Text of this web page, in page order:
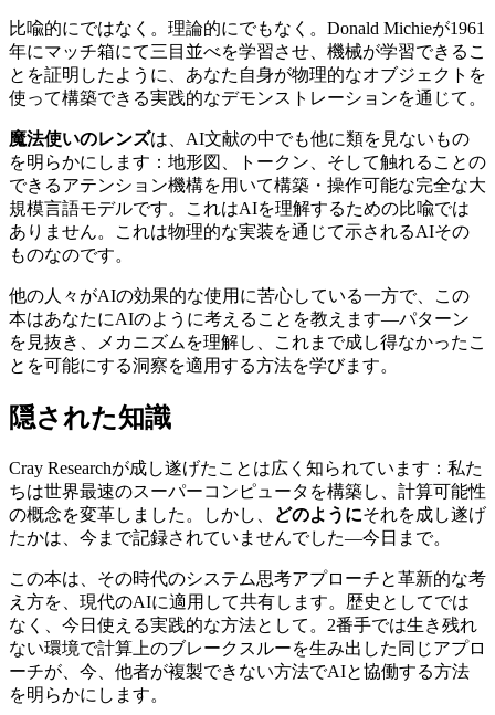
比喩的にではなく。理論的にでもなく。Donald Michieが1961
年にマッチ箱にて三目並べを学習させ、機械が学習できるこ
とを証明したように、あなた自身が物理的なオブジェクトを
使って構築できる実践的なデモンストレーションを通じて。
魔法使いのレンズは、AI文献の中でも他に類を見ないもの
を明らかにします：地形図、トークン、そして触れることの
できるアテンション機構を用いて構築・操作可能な完全な大
規模言語モデルです。これはAIを理解するための比喩では
ありません。これは物理的な実装を通じて示されるAIその
ものなのです。
他の人々がAIの効果的な使用に苦心している一方で、この
本はあなたにAIのように考えることを教えます—パターン
を見抜き、メカニズムを理解し、これまで成し得なかったこ
とを可能にする洞察を適用する方法を学びます。
隠された知識
Cray Researchが成し遂げたことは広く知られています：私た
ちは世界最速のスーパーコンピュータを構築し、計算可能性
の概念を変革しました。しかし、
どのようにそれを成し遂げ
たかは、今まで記録されていませんでした—今日まで。
この本は、その時代のシステム思考アプローチと革新的な考
え方を、現代のAIに適用して共有します。歴史としてでは
なく、今日使える実践的な方法として。2番手では生き残れ
ない環境で計算上のブレークスルーを生み出した同じアプロ
ーチが、今、他者が複製できない方法でAIと協働する方法
を明らかにします。